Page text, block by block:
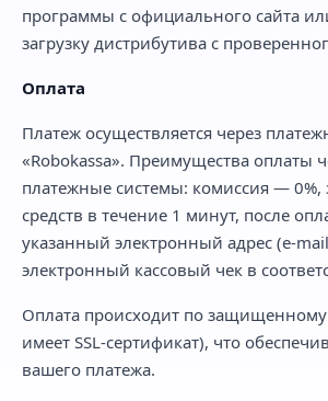
программы с официального сайта
загрузку дистрибутива с
Оплата
Платеж осуществляется через
«Robokassa». Преимущества оплаты
платежные системы: комиссия — 0%,
средств в течение 1 минут, после
указанный электронный адрес (e-
электронный кассовый чек в
Оплата происходит по защищенному
имеет SSL-сертификат), что
вашего платежа.